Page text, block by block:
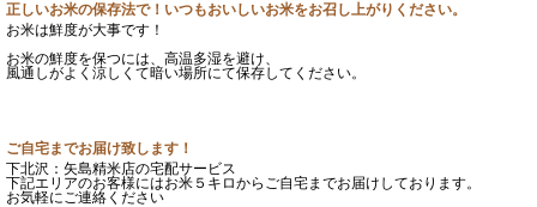
正しいお米の保存法で！いつもおいしいお米をお召し上がりください。
お米は鮮度が大事です！
お米の鮮度を保つには、高温多湿を避け、
風通しがよく涼しくて暗い場所にて保存してください。
ご自宅までお届け致します！
下北沢：矢島精米店の宅配サービス
下記エリアのお客様にはお米５キロからご自宅までお届けしております。
お気軽にご連絡ください